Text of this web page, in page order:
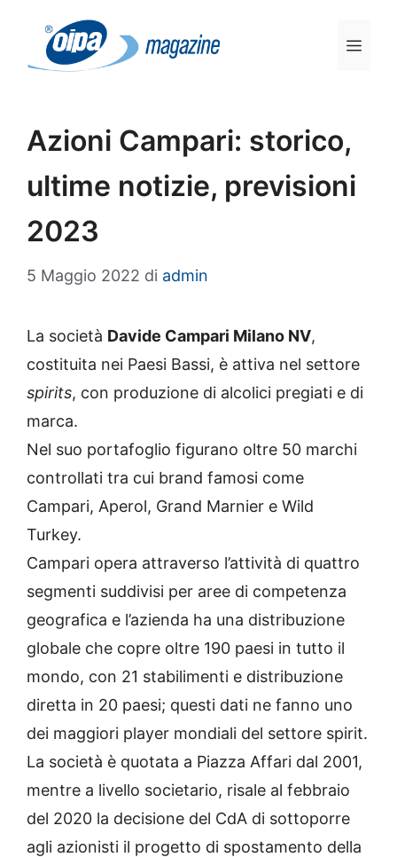
contenuto
Azioni Campari: storico,
ultime notizie, previsioni
2023
5 Maggio 2022 di admin
La società Davide Campari Milano NV,
costituita nei Paesi Bassi, è attiva nel settore
spirits, con produzione di alcolici pregiati e di
marca.
Nel suo portafoglio figurano oltre 50 marchi
controllati tra cui brand famosi come
Campari, Aperol, Grand Marnier e Wild
Turkey.
Campari opera attraverso l’attività di quattro
segmenti suddivisi per aree di competenza
geografica e l’azienda ha una distribuzione
globale che copre oltre 190 paesi in tutto il
mondo, con 21 stabilimenti e distribuzione
diretta in 20 paesi; questi dati ne fanno uno
dei maggiori player mondiali del settore spirit.
La società è quotata a Piazza Affari dal 2001,
mentre a livello societario, risale al febbraio
del 2020 la decisione del CdA di sottoporre
agli azionisti il progetto di spostamento della